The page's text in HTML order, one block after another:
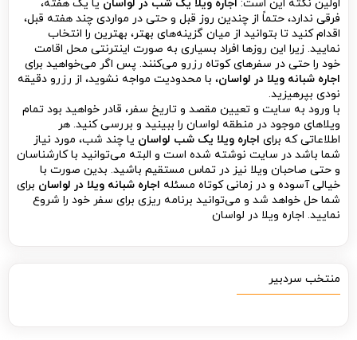
اولین نکته این است: اجاره ویلا یک شب در لواسان یا یک هفته،
فرقی ندارد، حتماً از چندین روز قبل و حتی در مواردی چند هفته قبل،
اقدام کنید تا بتوانید از میان گزینه‌های بهتر، بهترین را انتخاب
نمایید. زیرا این روزها افراد بسیاری به صورت اینترنتی محل اقامت
خود را حتی در سفرهای کوتاه رزرو می‌کنند. پس اگر می‌خواهید برای
اجاره شبانه ویلا در لواسان، با محدودیت مواجه نشوید، از رزرو دقیقه
نودی بپرهیزید.
با ورود به سایت و تعیین مقصد و تاریخ سفر، قادر خواهید بود تمام
ویلاهای موجود در منطقه لواسان را ببینید و بررسی کنید. هر
اطلاعاتی که برای اجاره ویلا یک شب لواسان یا چند شب، مورد نیاز
شما باشد در سایت نوشته شده است و البته می‌توانید با کارشناسان
و حتی صاحبان ویلا نیز در تماس مستقیم باشید. بدین صورت با
خیالی آسوده و در زمانی کوتاه مسئله اجاره شبانه ویلا در لواسان برای
شما حل خواهد شد و می‌توانید برنامه ریزی برای سفر خود را شروع
نمایید. اجاره ویلا در لواسان
منتخب سردبیر